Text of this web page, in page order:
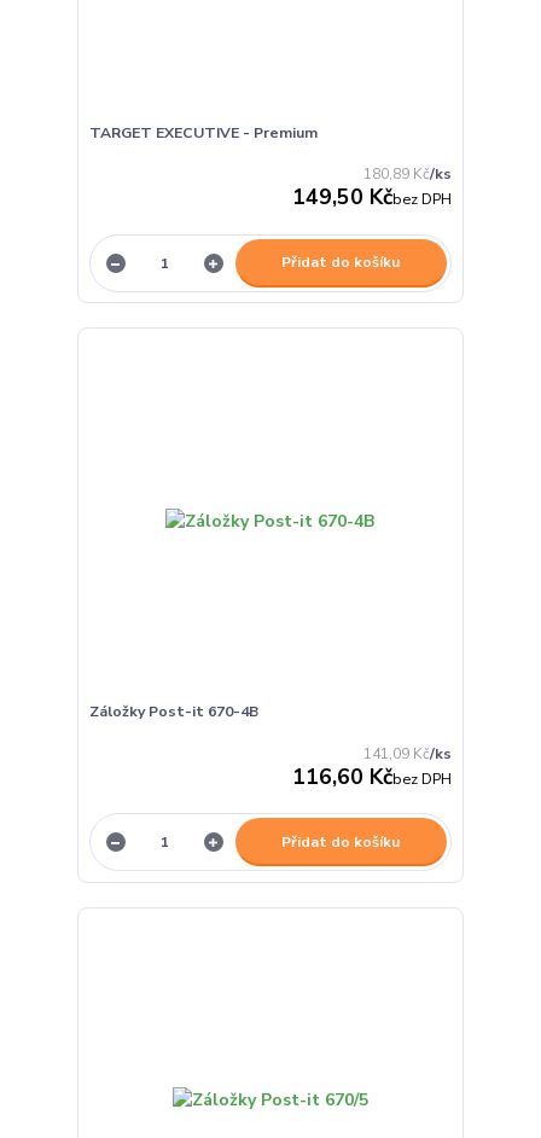
TARGET EXECUTIVE - Premium
180,89 Kč/ks
149,50 Kčbez DPH
Přidat do košíku
Záložky Post-it 670-4B
141,09 Kč/ks
116,60 Kčbez DPH
Přidat do košíku